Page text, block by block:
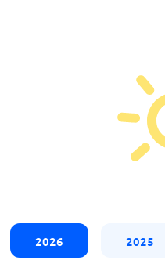
2026 2025